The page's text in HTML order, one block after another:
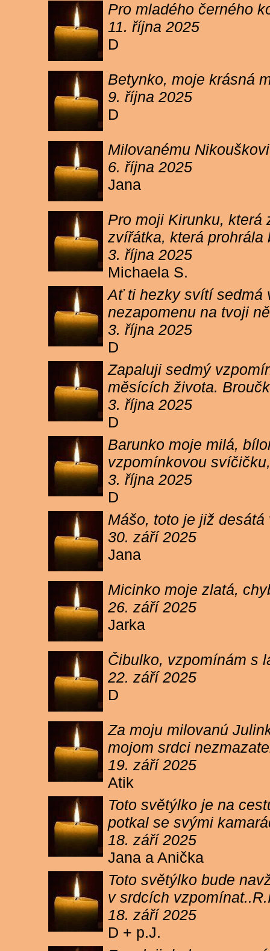
Pro mladého černého
11. října 2025
D
Betynko, moje krásná
9. října 2025
D
Milovanému
6. října 2025
Jana
Pro moji Kirunku, která
zvířátka, která prohrála
3. října 2025
Michaela S.
Ať ti hezky svítí sedmá
nezapomenu na tvoji
3. října 2025
D
Zapaluji sedmý
měsících života.
3. října 2025
D
Barunko moje milá,
vzpomínkovou
3. října 2025
D
Mášo, toto je již
30. září 2025
Jana
Micinko moje zlatá,
26. září 2025
Jarka
Čibulko, vzpomínám s
22. září 2025
D
Za moju milovanú
mojom srdci
19. září 2025
Atik
Toto světýlko je na
potkal se svými
18. září 2025
Jana a Anička
Toto světýlko bude
v srdcích
18. září 2025
D + p.J.